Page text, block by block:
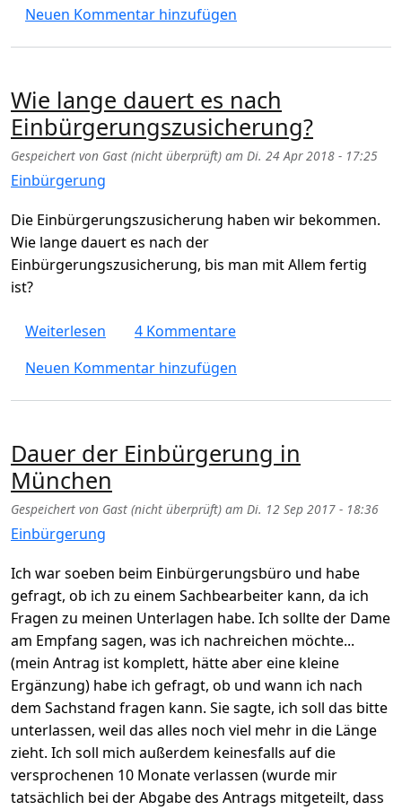
Neuen Kommentar hinzufügen
Wie lange dauert es nach
Einbürgerungszusicherung?
Gespeichert von Gast (nicht überprüft) am Di. 24 Apr 2018 - 17:25
Einbürgerung
Die Einbürgerungszusicherung haben wir bekommen.
Wie lange dauert es nach der
Einbürgerungszusicherung, bis man mit Allem fertig
ist?
Weiterlesen über Wie lange dauert es nach
4 Kommentare
Neuen Kommentar hinzufügen
Dauer der Einbürgerung in
München
Gespeichert von Gast (nicht überprüft) am Di. 12 Sep 2017 - 18:36
Einbürgerung
Ich war soeben beim Einbürgerungsbüro und habe
gefragt, ob ich zu einem Sachbearbeiter kann, da ich
Fragen zu meinen Unterlagen habe. Ich sollte der Dame
am Empfang sagen, was ich nachreichen möchte...
(mein Antrag ist komplett, hätte aber eine kleine
Ergänzung) habe ich gefragt, ob und wann ich nach
dem Sachstand fragen kann. Sie sagte, ich soll das bitte
unterlassen, weil das alles noch viel mehr in die Länge
zieht. Ich soll mich außerdem keinesfalls auf die
versprochenen 10 Monate verlassen (wurde mir
tatsächlich bei der Abgabe des Antrags mitgeteilt, dass